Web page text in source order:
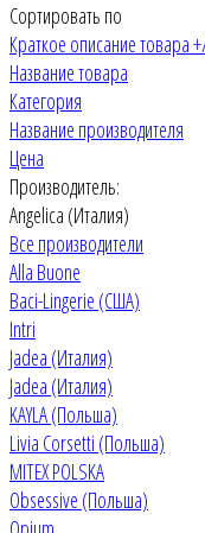
Сортировать по
Краткое описание товара
Название товара
Категория
Название производителя
Цена
Производитель:
Angelica (Италия)
Все производители
Alla Buone
Baci-Lingerie (США)
Intri
Jadea (Италия)
Jadea (Италия)
KAYLA (Польша)
Livia Corsetti (Польша)
MITEX POLSKA
Obsessive (Польша)